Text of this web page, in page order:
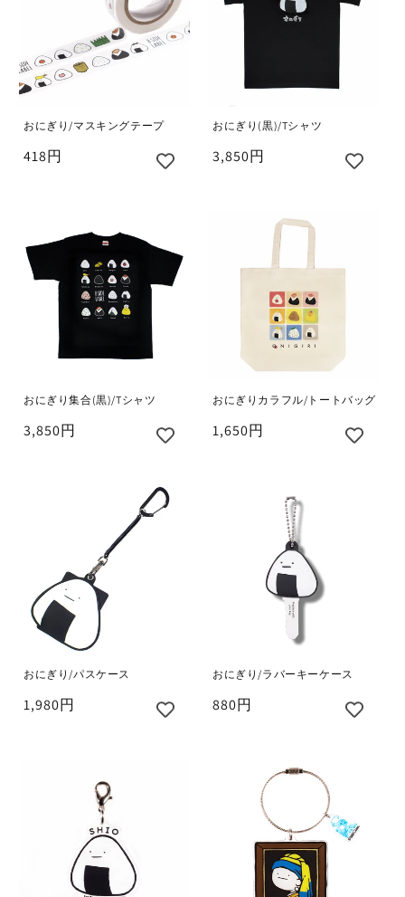
おにぎり/マスキングテープ
418円
おにぎり(黒)/Tシャツ
3,850円
おにぎり集合(黒)/Tシャツ
3,850円
おにぎりカラフル/トートバッグ
1,650円
おにぎり/パスケース
1,980円
おにぎり/ラバーキーケース
880円